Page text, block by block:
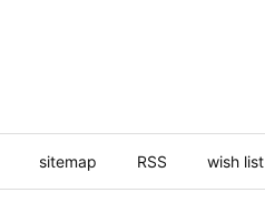
sitemap RSS wish list